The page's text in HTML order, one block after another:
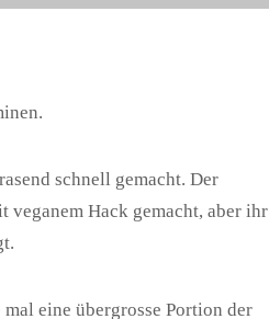
schnell gemacht. Der
veganem Hack gemacht, aber ihr
eine übergrosse Portion der